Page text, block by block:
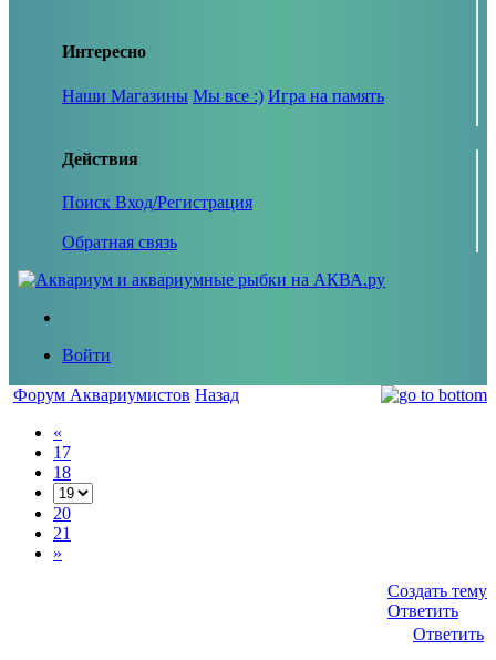
Интересно
Наши Магазины Мы все :) Игра на память
Действия
Поиск Вход/Регистрация
Обратная связь
Войти
Форум Аквариумистов Назад
«
17
18
20
21
»
Создать тему
Ответить
Ответить